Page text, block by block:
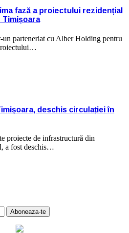
fază a proiectului rezidențial
Timișoara
parteneriat cu Alber Holding pentru
deschis circulației în
proiecte de infrastructură din
a fost deschis…